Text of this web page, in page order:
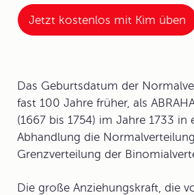
Jetzt kostenlos mit Kim üben
Das Geburtsdatum der
fast 100 Jahre früher, als
(1667 bis 1754) im Jahre 1733 in
Abhandlung die
Grenzverteilung der
Die große Anziehungskraft, die